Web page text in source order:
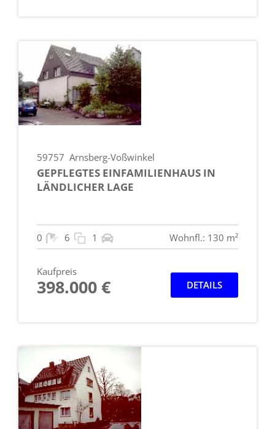
59757 Arnsberg-Voßwinkel
GEPFLEGTES EINFAMILIENHAUS IN
LÄNDLICHER LAGE
0 6 1 Wohnfl.: 130 m²
Kaufpreis
398.000 € DETAILS